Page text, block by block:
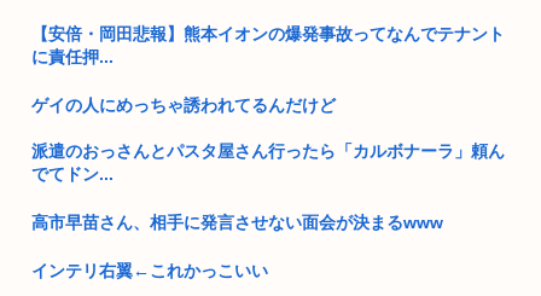
【安倍・岡田悲報】熊本イオンの爆発事故ってなんでテナント
に責任押...
ゲイの人にめっちゃ誘われてるんだけど
派遣のおっさんとパスタ屋さん行ったら「カルボナーラ」頼ん
でてドン...
高市早苗さん、相手に発言させない面会が決まるwww
インテリ右翼←これかっこいい